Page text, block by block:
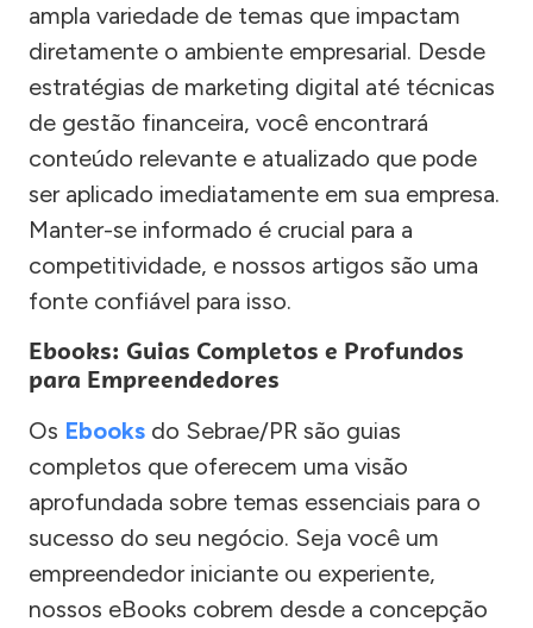
ampla variedade de temas que impactam
diretamente o ambiente empresarial. Desde
estratégias de marketing digital até técnicas
de gestão financeira, você encontrará
conteúdo relevante e atualizado que pode
ser aplicado imediatamente em sua empresa.
Manter-se informado é crucial para a
competitividade, e nossos artigos são uma
fonte confiável para isso.
Ebooks: Guias Completos e Profundos
para Empreendedores
Os Ebooks do Sebrae/PR são guias
completos que oferecem uma visão
aprofundada sobre temas essenciais para o
sucesso do seu negócio. Seja você um
empreendedor iniciante ou experiente,
nossos eBooks cobrem desde a concepção